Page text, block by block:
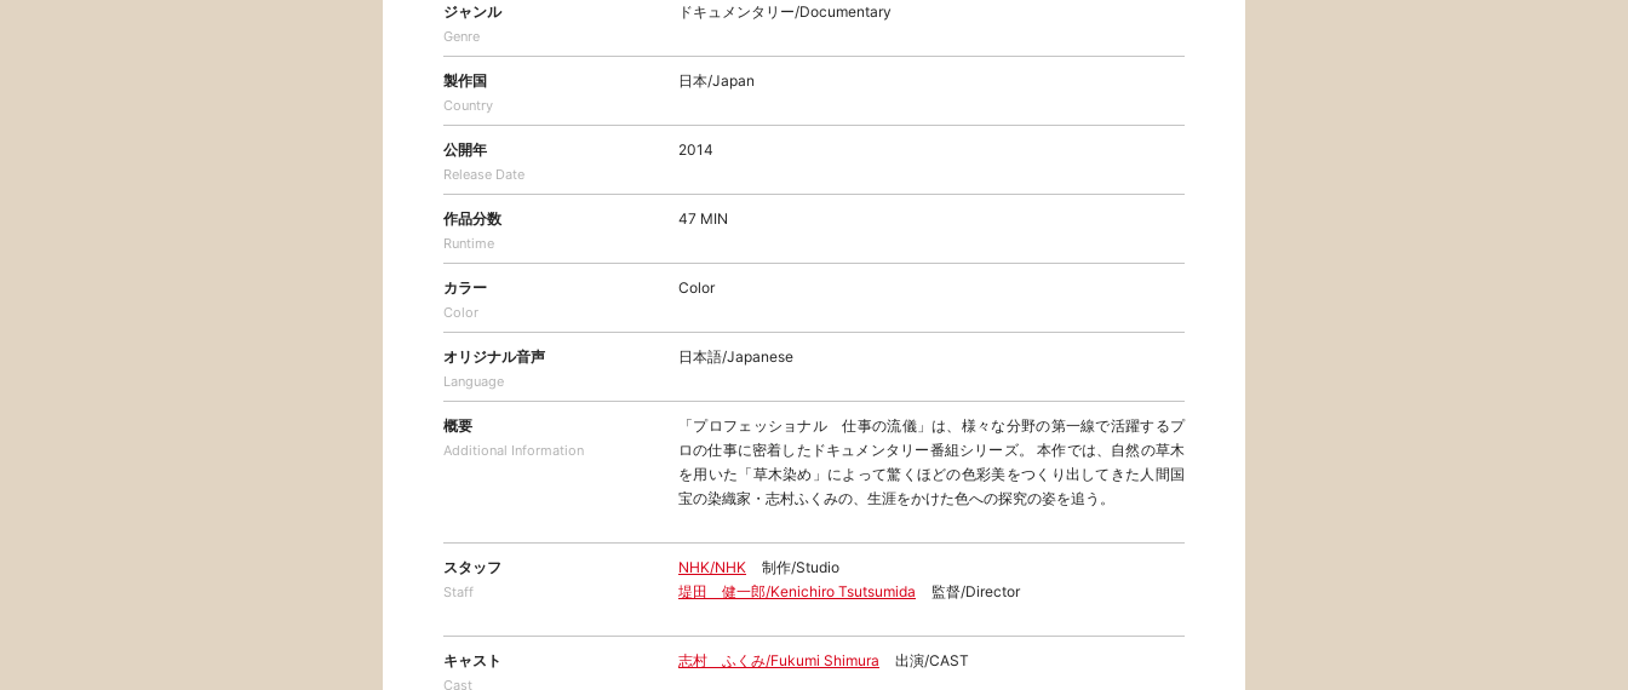
ジャンル
Genre
ドキュメンタリー/Documentary
製作国
Country
日本/Japan
公開年
Release Date
2014
作品分数
Runtime
47 MIN
カラー
Color
Color
オリジナル音声
Language
日本語/Japanese
概要
Additional Information
「プロフェッショナル 仕事の流儀」は、様々な分野の第一線で活躍するプ
ロの仕事に密着したドキュメンタリー番組シリーズ。 本作では、自然の草木
を用いた「草木染め」によって驚くほどの色彩美をつくり出してきた人間国
宝の染織家・志村ふくみの、生涯をかけた色への探究の姿を追う。
スタッフ
Staff
NHK/NHK
制作/Studio
堤田 健一郎/Kenichiro Tsutsumida
監督/Director
キャスト
Cast
志村 ふくみ/Fukumi Shimura 出演/CAST